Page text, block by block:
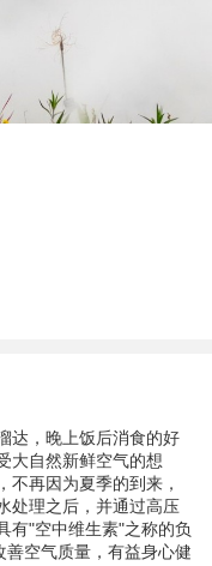
，晚上饭后消食的好
大自然新鲜空气的想
不再因为夏季的到来，
处理之后，并通过高压
有"空中维生素"之称的负
空气质量，有益身心健